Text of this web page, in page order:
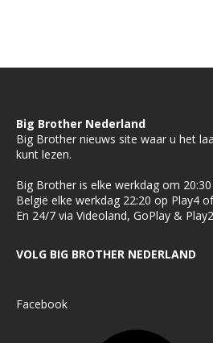
Big Brother Nederland
Big Brother nieuws site waar u het
kunt lezen.
Big Brother is elke werkdag om
België elke werkdag 22:20 op Play4
En 24/7 via Videoland, GoPlay &
VOLG BIG BROTHER NEDERLAND
Facebook